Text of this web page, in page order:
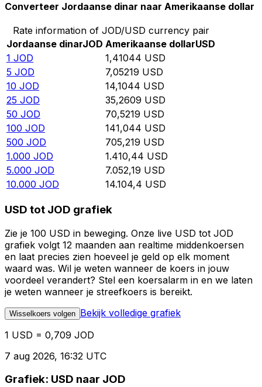
Converteer Jordaanse dinar naar Amerikaanse dollar
Rate information of JOD/USD currency pair
Jordaanse dinarJOD Amerikaanse dollarUSD
1 JOD 1,41044 USD
5 JOD 7,05219 USD
10 JOD 14,1044 USD
25 JOD 35,2609 USD
50 JOD 70,5219 USD
100 JOD 141,044 USD
500 JOD 705,219 USD
1.000 JOD 1.410,44 USD
5.000 JOD 7.052,19 USD
10.000 JOD 14.104,4 USD
USD tot JOD grafiek
Zie je 100 USD in beweging. Onze live USD tot JOD
grafiek volgt 12 maanden aan realtime middenkoersen
en laat precies zien hoeveel je geld op elk moment
waard was. Wil je weten wanneer de koers in jouw
voordeel verandert? Stel een koersalarm in en we laten
je weten wanneer je streefkoers is bereikt.
Wisselkoers volgen Bekijk volledige grafiek
1 USD = 0,709 JOD
7 aug 2026, 16:32 UTC
Grafiek: USD naar JOD